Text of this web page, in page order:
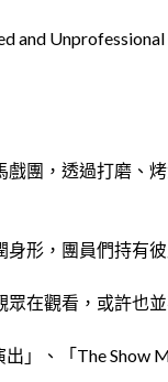
and Unprofessional
戲團，透過打磨、
形，團員們持有
在觀看，或許也並
」、「The Show